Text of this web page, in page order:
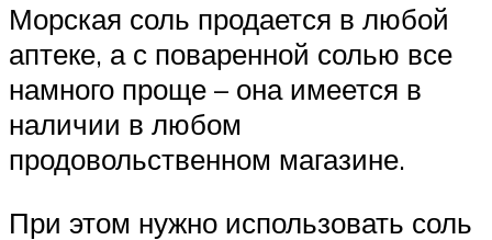
Морская соль продается в любой
аптеке, а с поваренной солью все
намного проще – она имеется в
наличии в любом
продовольственном магазине.
При этом нужно использовать соль